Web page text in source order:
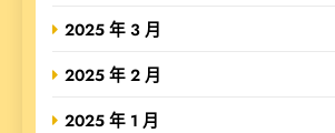
2025 年 3 月
2025 年 2 月
2025 年 1 月